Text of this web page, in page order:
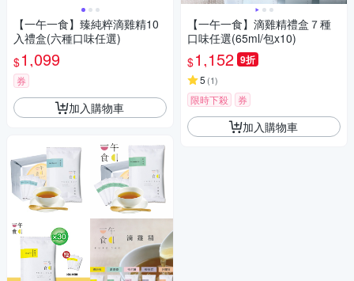
【一午一食】臻純粹滴雞精10
入禮盒(六種口味任選)
$1,099
券
加入購物車
【一午一食】滴雞精禮盒７種
口味任選(65ml/包x10)
$1,152 9折
5 (1)
限時下殺 券
加入購物車